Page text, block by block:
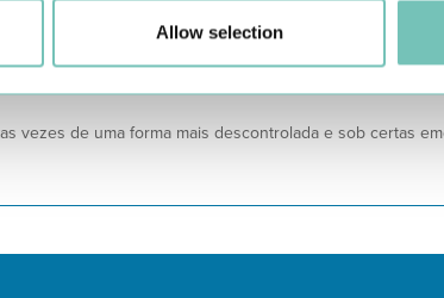
Allow selection
alimentos bons para si.
a solucionar todas estas questões da fome
que lhe estão associados e, só depois estará
vezes de uma forma mais descontrolada e sob certas